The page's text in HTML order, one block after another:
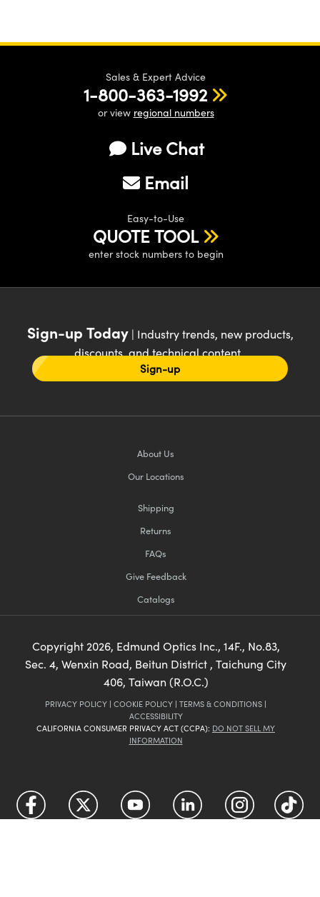
Sales & Expert Advice
1-800-363-1992
or view regional numbers
Live Chat
Email
Easy-to-Use
QUOTE TOOL
enter stock numbers to begin
Sign-up Today| Industry trends, new products,
discounts, and technical content
Sign-up
About Us
Our Locations
Shipping
Returns
FAQs
Give Feedback
Catalogs
Copyright 2026, Edmund Optics Inc., 14F., No.83,
Sec. 4, Wenxin Road, Beitun District , Taichung City
406, Taiwan (R.O.C.)
PRIVACY POLICY | COOKIE POLICY | TERMS & CONDITIONS |
ACCESSIBILITY
CALIFORNIA CONSUMER PRIVACY ACT (CCPA): DO NOT SELL MY
INFORMATION